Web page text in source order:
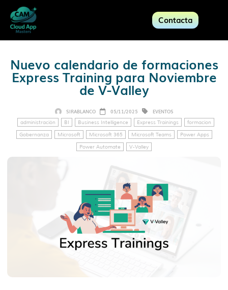
Contacta
Nuevo calendario de formaciones
Express Training para Noviembre
de V-Valley
SIRABLANCO 05/11/2025 EVENTOS
administración BI Business Intelligence Express Trainings
formacion
Gobernanza
Microsoft Microsoft 365 Microsoft Teams
Power Apps
Power Automate
V-Valley